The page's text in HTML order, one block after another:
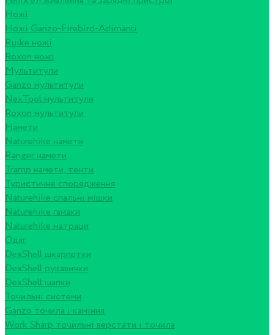
Ножі
Ножі Ganzo-Firebird-Adimanti
Ruike ножі
Roxon ножi
Мультитули
Ganzo мультитули
NexTool мультитули
Roxon мультитули
Намети
Naturehike намети
Ranger намети
Tramp намети, тенти
Туристичне спорядження
Naturehike спальні мішки
Naturehike гамаки
Naturehike матраци
Одяг
DexShell шкарпетки
DexShell рукавички
DexShell шапки
Точильні системи
Ganzo точила і каміння
Work Sharp точильні верстати і точила